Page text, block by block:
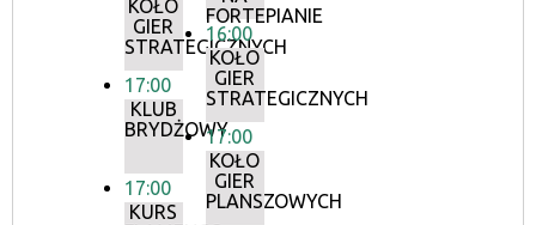
KOŁO
GIER
STRATEGICZNYCH
17:00
KLUB
BRYDŻOWY
17:00
KURS
FORTEPIANIE
16:00
KOŁO
GIER
STRATEGICZNYCH
17:00
KOŁO
GIER
PLANSZOWYCH